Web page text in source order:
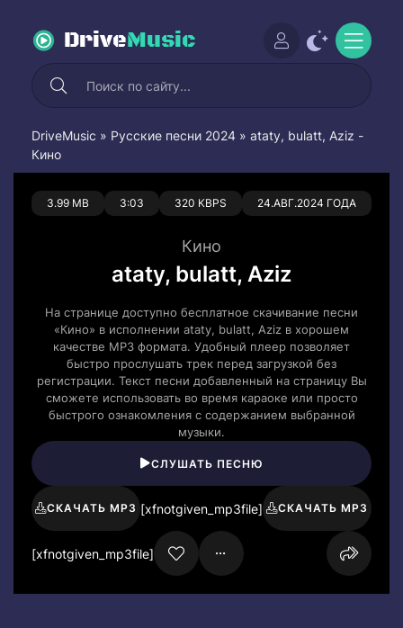
DriveMusic
DriveMusic » Русские песни 2024 » ataty, bulatt, Aziz -
Кино
3.99 MB 3:03 320 KBPS 24.АВГ.2024 ГОДА
0 0
Кино
ataty, bulatt, Aziz
На странице доступно бесплатное скачивание песни
«Кино» в исполнении ataty, bulatt, Aziz в хорошем
качестве MP3 формата. Удобный плеер позволяет
быстро прослушать трек перед загрузкой без
регистрации. Текст песни добавленный на страницу Вы
сможете использовать во время караоке или просто
быстрого ознакомления с содержанием выбранной
музыки.
СЛУШАТЬ ПЕСНЮ
СКАЧАТЬ MP3 [xfnotgiven_mp3file] СКАЧАТЬ MP3
[xfnotgiven_mp3file]